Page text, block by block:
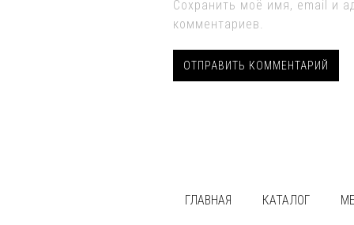
Сохранить моё имя, email и
комментариев.
ГЛАВНАЯ КАТАЛОГ